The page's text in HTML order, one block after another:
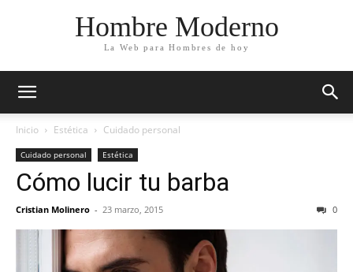
Hombre Moderno
La Web para Hombres de hoy
Inicio Estética Cuidado personal
Cuidado personal Estética
Cómo lucir tu barba
Cristian Molinero - 23 marzo, 2015 0